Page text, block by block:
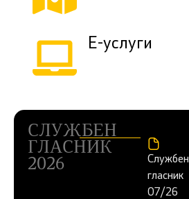
Е-услуги
СЛУЖБЕН
ГЛАСНИК
2026
Службен
гласник
07/26